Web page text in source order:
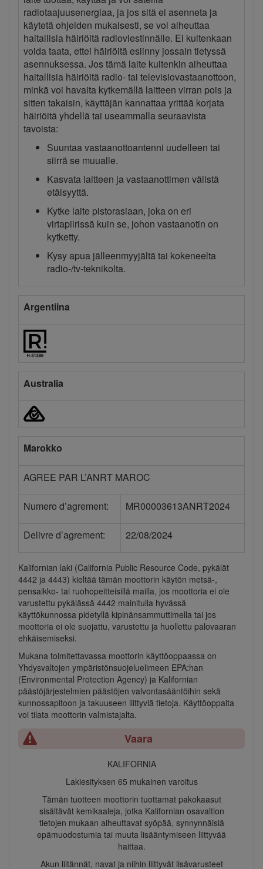
radiotaajuusenergiaa, ja jos sitä ei asenneta ja
käytetä ohjeiden mukaisesti, se voi aiheuttaa
haitallisia häiriöitä radioviestinnälle. Ei kuitenkaan
voida taata, ettei häiriöitä esiinny jossain tietyssä
asennuksessa. Jos tämä laite kuitenkin aiheuttaa
haitallisia häiriöitä radio- tai televisiovastaanottoon,
minkä voi havaita kytkemällä laitteen virran pois ja
sitten takaisin, käyttäjän kannattaa yrittää korjata
häiriöitä yhdellä tai useammalla seuraavista
tavoista:
Suuntaa vastaanottoantenni uudelleen tai
siirrä se muualle.
Kasvata laitteen ja vastaanottimen välistä
etäisyyttä.
Kytke laite pistorasiaan, joka on eri
virtapiirissä kuin se, johon vastaanotin on
kytketty.
Kysy apua jälleenmyyjältä tai kokeneelta
radio-/tv-teknikolta.
Argentiina
Australia
Marokko
AGREE PAR L’ANRT MAROC
Numero d’agrement: MR00003613ANRT2024
Delivre d’agrement: 22/08/2024
Kalifornian laki (California Public Resource Code, pykälät
4442 ja 4443) kieltää tämän moottorin käytön metsä-,
pensaikko- tai ruohopeitteisillä mailla, jos moottoria ei ole
varustettu pykälässä 4442 mainitulla hyvässä
käyttökunnossa pidetyllä kipinänsammuttimella tai jos
moottoria ei ole suojattu, varustettu ja huollettu palovaaran
ehkäisemiseksi.
Mukana toimitettavassa moottorin käyttöoppaassa on
Yhdysvaltojen ympäristönsuojeluelimeen EPA:han
(Environmental Protection Agency) ja Kalifornian
päästöjärjestelmien päästöjen valvontasääntöihin sekä
kunnossapitoon ja takuuseen liittyviä tietoja. Käyttöoppaita
voi tilata moottorin valmistajalta.
Vaara
KALIFORNIA
Lakiesityksen 65 mukainen varoitus
Tämän tuotteen moottorin tuottamat pakokaasut
sisältävät kemikaaleja, jotka Kalifornian osavaltion
tietojen mukaan aiheuttavat syöpää, synnynnäisiä
epämuodostumia tai muuta lisääntymiseen liittyvää
haittaa.
Akun liitännät, navat ja niihin liittyvät lisävarusteet